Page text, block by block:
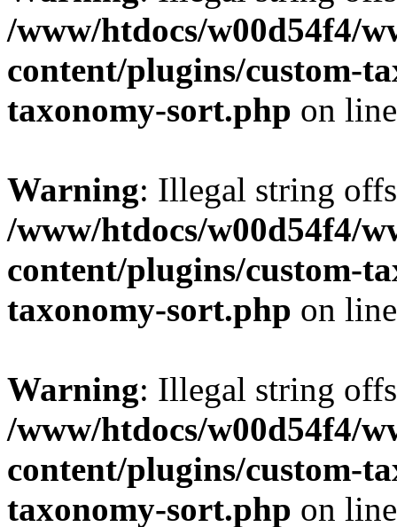
/www/htdocs/w00d54f4/
content/plugins/custom-
taxonomy-sort.php on
Warning: Illegal string
/www/htdocs/w00d54f4/
content/plugins/custom-
taxonomy-sort.php on
Warning: Illegal string
/www/htdocs/w00d54f4/
content/plugins/custom-
taxonomy-sort.php on